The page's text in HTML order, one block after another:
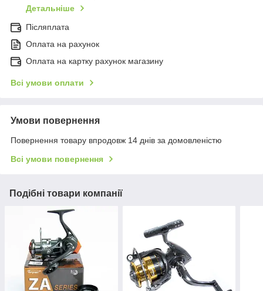
Детальніше
Післяплата
Оплата на рахунок
Оплата на картку рахунок магазину
Всі умови оплати
Умови повернення
Повернення товару впродовж 14 днів за домовленістю
Всі умови повернення
Подібні товари компанії